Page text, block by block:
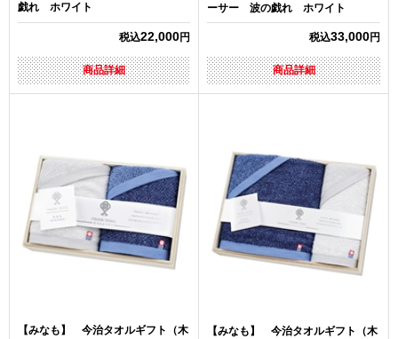
戯れ ホワイト
税込22,000円
商品詳細
ーサー 波の戯れ ホワイト
税込33,000円
商品詳細
【みなも】 今治タオルギフト（木
【みなも】 今治タオルギフト（木